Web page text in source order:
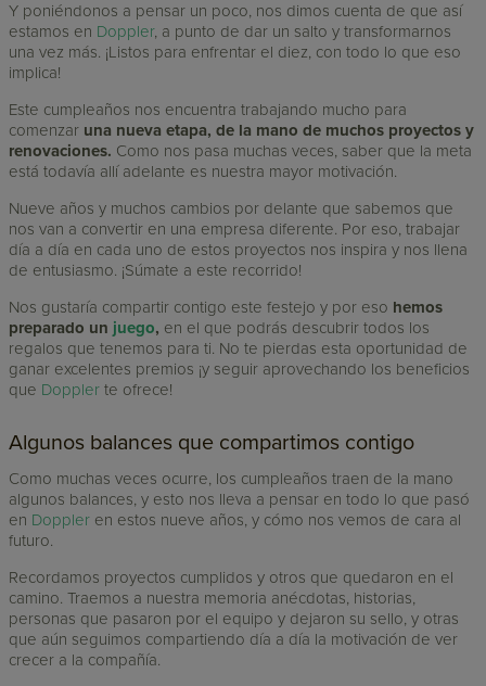
Y poniéndonos a pensar un poco, nos dimos cuenta de que así
estamos en Doppler, a punto de dar un salto y transformarnos
una vez más. ¡Listos para enfrentar el diez, con todo lo que eso
implica!
Este cumpleaños nos encuentra trabajando mucho para
comenzar una nueva etapa, de la mano de muchos proyectos y
renovaciones. Como nos pasa muchas veces, saber que la meta
está todavía allí adelante es nuestra mayor motivación.
Nueve años y muchos cambios por delante que sabemos que
nos van a convertir en una empresa diferente. Por eso, trabajar
día a día en cada uno de estos proyectos nos inspira y nos llena
de entusiasmo. ¡Súmate a este recorrido!
Nos gustaría compartir contigo este festejo y por eso hemos
preparado un juego, en el que podrás descubrir todos los
regalos que tenemos para ti. No te pierdas esta oportunidad de
ganar excelentes premios ¡y seguir aprovechando los beneficios
que Dopplerte ofrece!
Algunos balances que compartimos contigo
Como muchas veces ocurre, los cumpleaños traen de la mano
algunos balances, y esto nos lleva a pensar en todo lo que pasó
en Doppler en estos nueve años, y cómo nos vemos de cara al
futuro.
Recordamos proyectos cumplidos y otros que quedaron en el
camino. Traemos a nuestra memoria anécdotas, historias,
personas que pasaron por el equipo y dejaron su sello, y otras
que aún seguimos compartiendo día a día la motivación de ver
crecer a la compañía.